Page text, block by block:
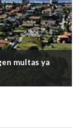
multas ya